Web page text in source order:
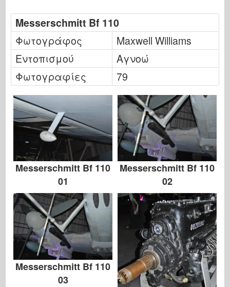
Messerschmitt Bf 110
Φωτογράφος
Maxwell Williams
Εντοπισμού
Αγνοώ
Φωτογραφίες
79
Messerschmitt Bf 110
01
Messerschmitt Bf 110
02
Messerschmitt Bf 110
03